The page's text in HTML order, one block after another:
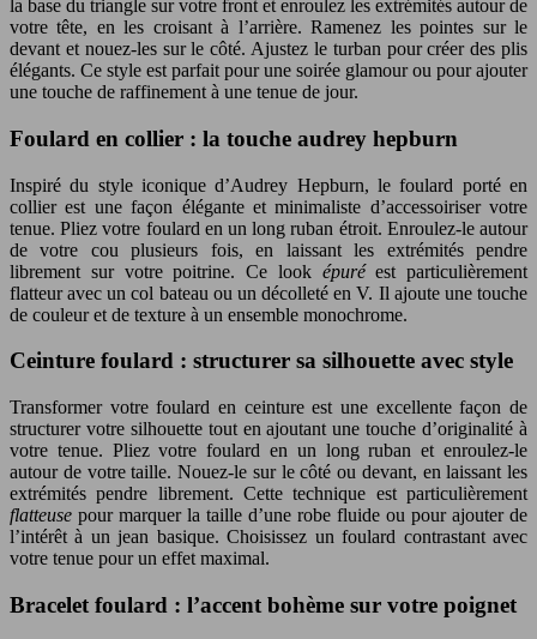
la base du triangle sur votre front et enroulez les extrémités autour de
votre tête, en les croisant à l’arrière. Ramenez les pointes sur le
devant et nouez-les sur le côté. Ajustez le turban pour créer des plis
élégants. Ce style est parfait pour une soirée glamour ou pour ajouter
une touche de raffinement à une tenue de jour.
Foulard en collier : la touche audrey hepburn
Inspiré du style iconique d’Audrey Hepburn, le foulard porté en
collier est une façon élégante et minimaliste d’accessoiriser votre
tenue. Pliez votre foulard en un long ruban étroit. Enroulez-le autour
de votre cou plusieurs fois, en laissant les extrémités pendre
librement sur votre poitrine. Ce look épuréest particulièrement
flatteur avec un col bateau ou un décolleté en V. Il ajoute une touche
de couleur et de texture à un ensemble monochrome.
Ceinture foulard : structurer sa silhouette avec style
Transformer votre foulard en ceinture est une excellente façon de
structurer votre silhouette tout en ajoutant une touche d’originalité à
votre tenue. Pliez votre foulard en un long ruban et enroulez-le
autour de votre taille. Nouez-le sur le côté ou devant, en laissant les
extrémités pendre librement. Cette technique est particulièrement
flatteuse pour marquer la taille d’une robe fluide ou pour ajouter de
l’intérêt à un jean basique. Choisissez un foulard contrastant avec
votre tenue pour un effet maximal.
Bracelet foulard : l’accent bohème sur votre poignet